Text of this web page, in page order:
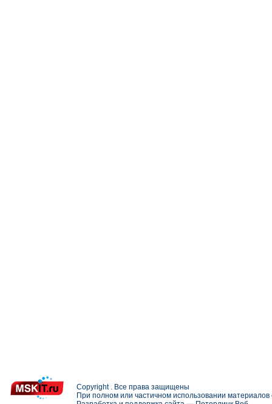
Copyright . Все права защищены
При полном или частичном использовании